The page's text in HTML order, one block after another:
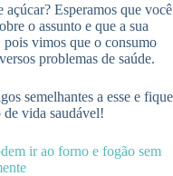
Esperamos que você
o assunto e que a sua
pois vimos que o consumo
problemas de saúde.
semelhantes a esse e fique
vida saudável!
ir ao forno e fogão sem